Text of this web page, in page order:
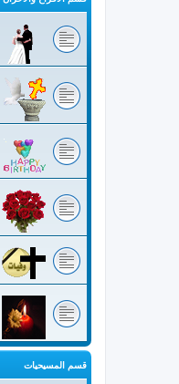
قسم المسيحيات